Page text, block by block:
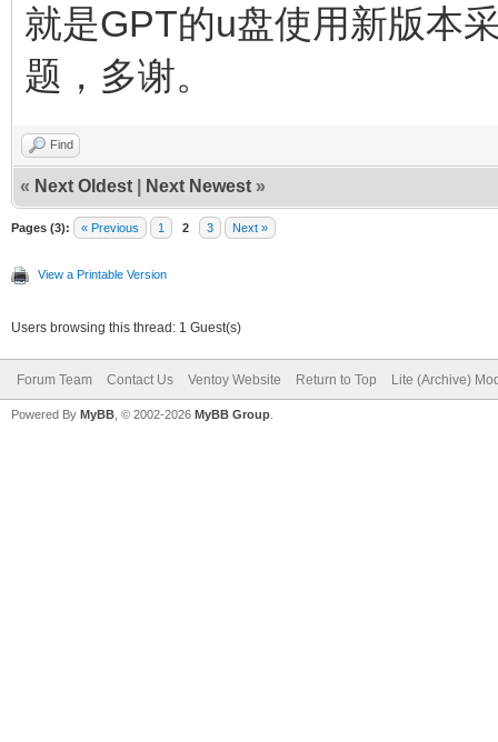
就是GPT的u盘使用新版本
题，多谢。
Find
« Next Oldest Next Newest »
Pages (3): « Previous 1 2 3 Next »
View a Printable Version
Users browsing this thread: 1 Guest(s)
Forum Team Contact Us Ventoy Website Return to Top Lite (Archive)
Powered By MyBB , © 2002-2026 MyBB Group